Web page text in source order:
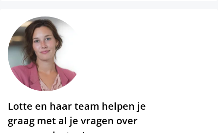
Lotte en haar team helpen je
graag met al je vragen over